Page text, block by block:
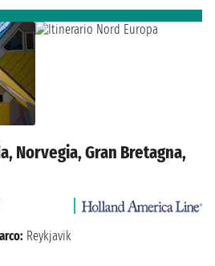
Norvegia, Gran Bretagna,
Reykjavik